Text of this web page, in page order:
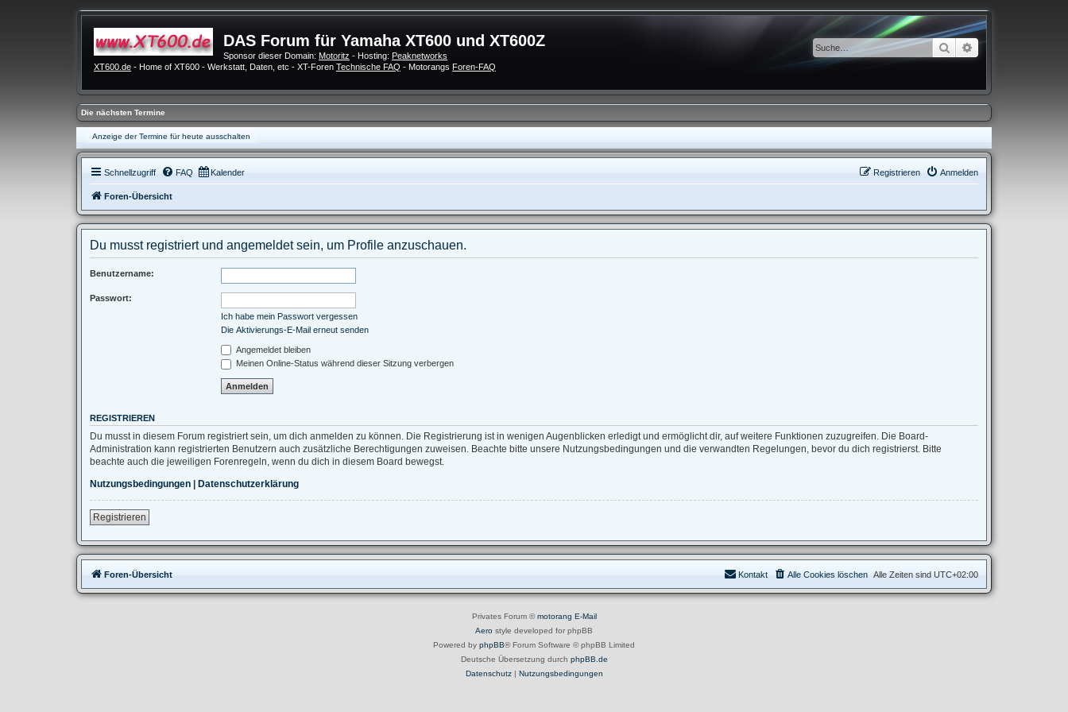
DAS Forum für Yamaha XT600 und XT600Z
Sponsor dieser Domain: Motoritz - Hosting: Peaknetworks
XT600.de - Home of XT600 - Werkstatt, Daten, etc - XT-Foren Technische FAQ - Motorangs Foren-FAQ
Suche Erweiterte Suche
Die nächsten Termine
Anzeige der Termine für heute ausschalten
Schnellzugriff FAQ Kalender Anmelden
Registrieren
Foren-Übersicht
Du musst registriert und angemeldet sein, um Profile anzuschauen.
Benutzername:
Passwort:
Ich habe mein Passwort vergessen
Die Aktivierungs-E-Mail erneut senden
Angemeldet bleiben
Meinen Online-Status während dieser Sitzung verbergen
REGISTRIEREN
Du musst in diesem Forum registriert sein, um dich anmelden zu können. Die Registrierung ist in wenigen Augenblicken erledigt und ermöglicht dir, auf weitere Funktionen zuzugreifen. Die Board-
Administration kann registrierten Benutzern auch zusätzliche Berechtigungen zuweisen. Beachte bitte unsere Nutzungsbedingungen und die verwandten Regelungen, bevor du dich registrierst. Bitte
beachte auch die jeweiligen Forenregeln, wenn du dich in diesem Board bewegst.
Nutzungsbedingungen
Datenschutzerklärung
Registrieren
Foren-Übersicht Alle Zeiten sind UTC+02:00
Alle Cookies löschen
Kontakt
Privates Forum ©motorang E-Mail
Aero style developed for phpBB
Powered by phpBB® Forum Software © phpBB Limited
Deutsche Übersetzung durch phpBB.de
Datenschutz| Nutzungsbedingungen